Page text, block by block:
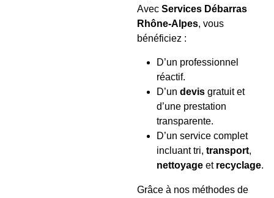
Avec Services Débarras
Rhône-Alpes, vous
bénéficiez :
D’un professionnel
réactif.
D’un devis gratuit et
d’une prestation
transparente.
D’un service complet
incluant tri, transport,
nettoyage et recyclage.
Grâce à nos méthodes de